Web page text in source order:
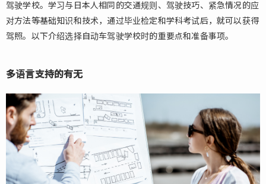
有无
1.1.2.
所需时
备的东
西
2.
国
驾驶学校。学习与日本人相同的交通规则、驾驶技巧、紧急情况的应
对方法等基础知识和技术，通过毕业检定和学科考试后，就可以获得
驾照。以下介绍选择自动车驾驶学校时的重要点和准备事项。
多语言支持的有无